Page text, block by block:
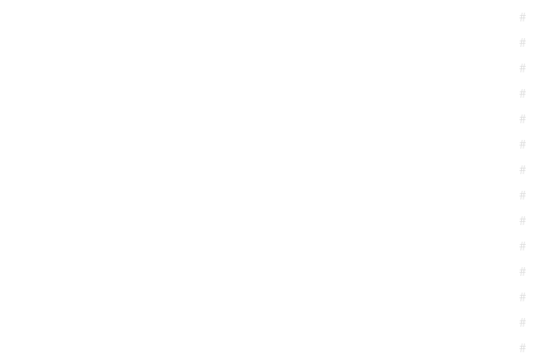
#
#
#
#
#
#
#
#
#
#
#
#
#
#